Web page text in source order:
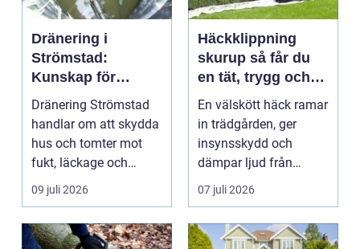
Dränering i
Strömstad:
Kunskap för
tryggare
husgrunder
Dränering Strömstad
handlar om att skydda
hus och tomter mot
fukt, läckage och
l&arin...
09 juli 2026
Häckklippning
skurup så får du
en tät, trygg och
snygg häck året
runt
En välskött häck ramar
in trädgården, ger
insynsskydd och
dämpar ljud från
vägen. Samtidigt kan
häck...
07 juli 2026